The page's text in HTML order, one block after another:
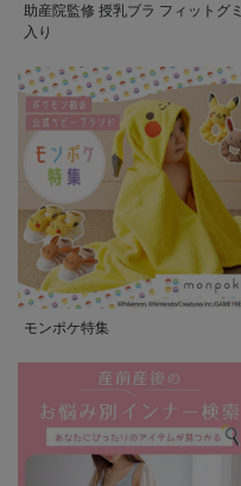
助産院監修 授乳ブラ フィットグミ
入り
モンポケ特集